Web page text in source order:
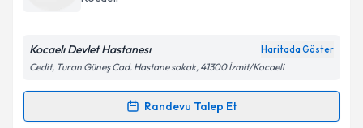
Kişisel verilerimin işlenmesine ilişkinAydınlatma
Kocaelı Devlet Hastanesı Haritada Göster
Cedit, Turan Güneş Cad. Hastane sokak, 41300 İzmit/Kocaeli
Randevu Talep Et
Randevu Takvimi Talebi